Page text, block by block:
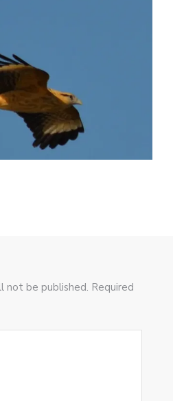
not be published. Required